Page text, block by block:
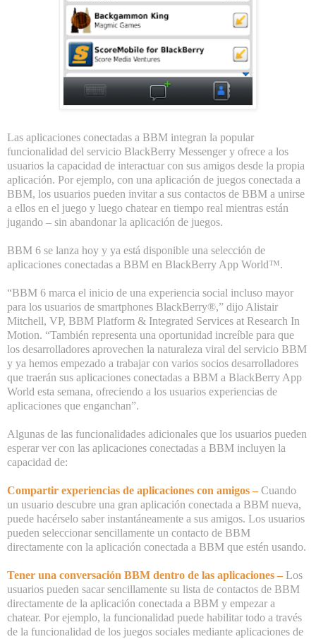
Las aplicaciones conectadas a BBM integran la popular
funcionalidad del servicio BlackBerry Messenger y ofrece a los
usuarios la capacidad de interactuar con sus amigos desde la propia
aplicación. Por ejemplo, con una aplicación de juegos conectada a
BBM, los usuarios pueden invitar a sus contactos de BBM a unirse
a ellos en el juego y luego chatear en tiempo real mientras están
jugando – sin abandonar la aplicación de juegos.
BBM 6 se lanza hoy y ya está disponible una selección de
aplicaciones conectadas a BBM en BlackBerry App World™.
“BBM 6 marca el inicio de una experiencia social incluso mayor
para los usuarios de smartphones BlackBerry®,” dijo Alistair
Mitchell, VP, BBM Platform & Integrated Services at Research In
Motion. “También representa una oportunidad increíble para que
los desarrolladores aprovechen la naturaleza viral del servicio BBM
y ya hemos empezado a trabajar con varios socios desarrolladores
que traerán sus aplicaciones conectadas a BBM a BlackBerry App
World esta semana, ofreciendo a los usuarios experiencias de
aplicaciones que enganchan”.
Algunas de las funcionalidades adicionales que los usuarios pueden
esperar ver con las aplicaciones conectadas a BBM incluyen la
capacidad de:
Compartir experiencias de aplicaciones con amigos – Cuando
un usuario descubre una gran aplicación conectada a BBM nueva,
puede hacérselo saber instantáneamente a sus amigos. Los usuarios
pueden seleccionar sencillamente un contacto de BBM
directamente con la aplicación conectada a BBM que estén usando.
Tener una conversación BBM dentro de las aplicaciones – Los
usuarios pueden sacar sencillamente su lista de contactos de BBM
directamente de la aplicación conectada a BBM y empezar a
chatear. Por ejemplo, la funcionalidad puede habilitar todo a través
de la funcionalidad de los juegos sociales mediante aplicaciones de